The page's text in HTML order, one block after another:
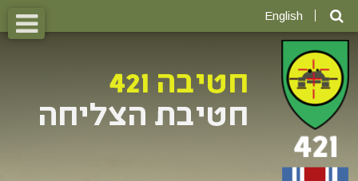
English